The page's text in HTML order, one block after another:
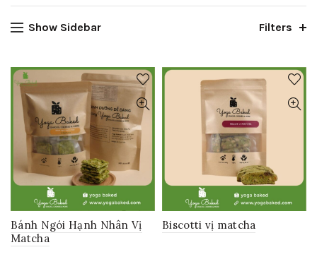
Show Sidebar Filters
Bánh Ngói Hạnh Nhân Vị
Matcha
Biscotti vị matcha